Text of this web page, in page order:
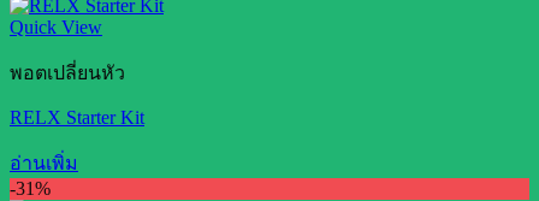
Quick View
พอตเปลี่ยนหัว
RELX Starter Kit
อ่านเพิ่ม
-31%